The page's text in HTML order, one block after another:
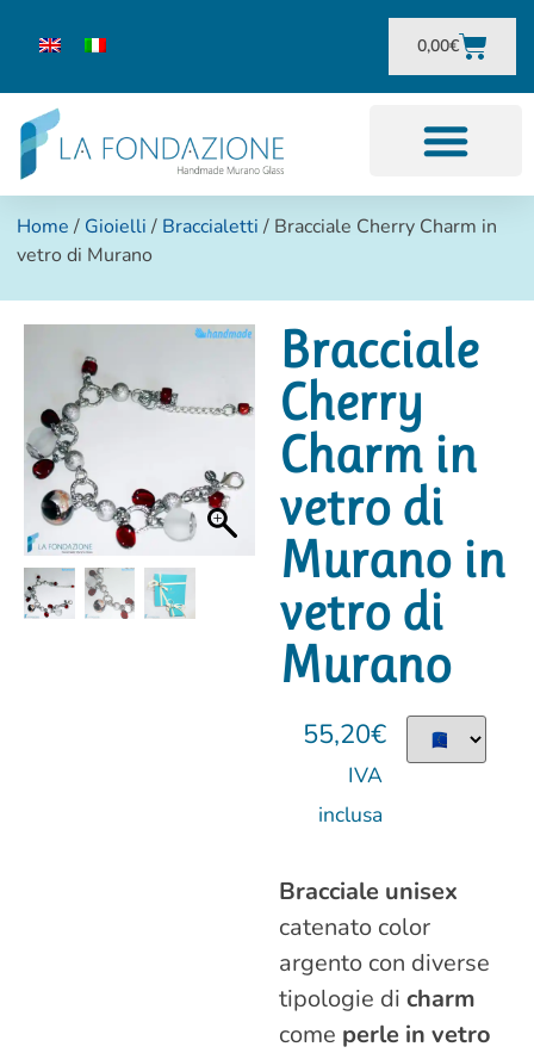
0,00€
Home / Gioielli / Braccialetti / Bracciale Cherry Charm in
vetro di Murano
Bracciale
Cherry
Charm in
vetro di
Murano in
vetro di
Murano
55,20€
IVA
inclusa
Bracciale unisex
catenato color
argento con diverse
tipologie di charm
come perle in vetro